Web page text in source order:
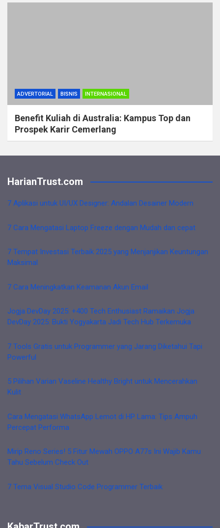
ADVERTORIAL BISNIS INTERNASIONAL
Benefit Kuliah di Australia: Kampus Top dan
Prospek Karir Cemerlang
HarianTrust.com
7 Aplikasi untuk UI/UX Designer: Andalan Desainer Modern
7 Cara Mengatasi Laptop Freeze dengan Mudah dan cepat
7 Tempat Investasi Terbaik 2025 yang Menjanjikan Keuntungan
Maksimal
7 Cara Meningkatkan Keamanan Akun Email
Jogja DevDay 2025: +400 Tech Enthusiast Ramaikan Jogja
DevDay 2025: Bukti Yogyakarta Jadi Tech Hub Terkemuka
7 Tools Gratis untuk Programmer yang Jarang Diketahui Tapi
Powerful
5 Pilihan Varian Vaseline Healthy Bright untuk Mencerahkan
Kulit
Cara Mengatasi WhatsApp Lemot di HP Lama: Tips Ampuh
Percepat Performa
Mirip Reno Series! 5 Fitur Mewah OPPO A77s Ini Wajib Kamu
Tahu Sebelum Check Out
7 Tema Visual Studio Code Programmer Terbaik